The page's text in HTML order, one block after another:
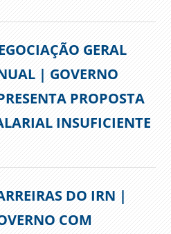
GERAL
| GOVERNO
PROPOSTA
INSUFICIENTE
DO IRN |
COM